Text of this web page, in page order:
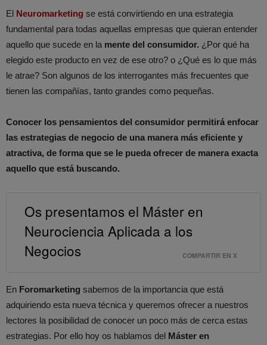
El Neuromarketing se está convirtiendo en una estrategia
fundamental para todas aquellas empresas que quieran entender
aquello que sucede en la mente del consumidor. ¿Por qué ha
elegido este producto en vez de ese otro? o ¿Qué es lo que más
le atrae? Son algunos de los interrogantes más frecuentes que
tienen las compañías, tanto grandes como pequeñas.
Conocer los pensamientos del consumidor permitirá enfocar
las estrategias de negocio de una manera más eficiente y
atractiva, de forma que se le pueda ofrecer de manera exacta
aquello que está buscando.
Os presentamos el Máster en
Neurociencia Aplicada a los
Negocios
COMPARTIR EN X
En Foromarketing sabemos de la importancia que está
adquiriendo esta nueva técnica y queremos ofrecer a nuestros
lectores la posibilidad de conocer un poco más de cerca estas
estrategias. Por ello hoy os hablamos del Máster en